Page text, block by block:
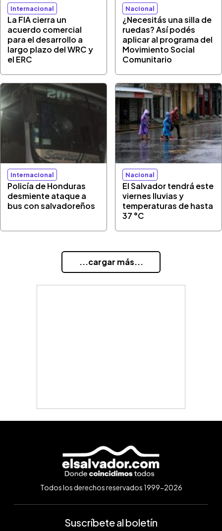
Internacional
La FIA cierra un
acuerdo comercial
para el desarrollo a
largo plazo del WRC y
el ERC
Nacional
¿Necesitás una silla de
ruedas? Así podés
aplicar al programa del
Movimiento Social
Comunitario
Internacional
Policía de Honduras
desmiente ataque a
bus con salvadoreños
Nacional
El Salvador tendrá este
viernes lluvias y
temperaturas de hasta
37 °C
...cargar más...
Todos los derechos reservados 1999-2026
Suscríbete al boletín